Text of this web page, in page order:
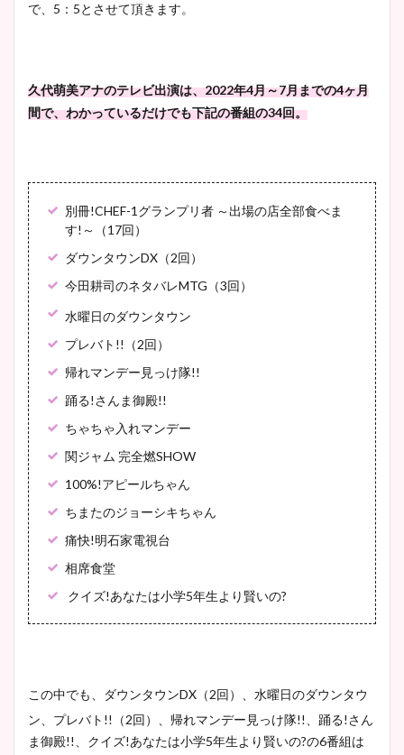
で、5：5とさせて頂きます。
久代萌美アナのテレビ出演は、2022年4月～7月までの4ヶ月
間で、わかっているだけでも下記の番組の34回。
別冊!CHEF-1グランプリ者 ～出場の店全部食べま
す!～（17回）
ダウンタウンDX（2回）
今田耕司のネタバレMTG（3回）
水曜日のダウンタウン
プレバト!!（2回）
帰れマンデー見っけ隊!!
踊る!さんま御殿!!
ちゃちゃ入れマンデー
関ジャム 完全燃SHOW
100%!アピールちゃん
ちまたのジョーシキちゃん
痛快!明石家電視台
相席食堂
クイズ!あなたは小学5年生より賢いの?
この中でも、ダウンタウンDX（2回）、水曜日のダウンタウ
ン、 プレバト!!（2回）、帰れマンデー見っけ隊!!、踊る!さん
ま御殿!!、クイズ!あなたは小学5年生より賢いの?の6番組は